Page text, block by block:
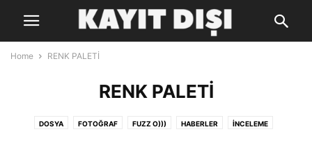
Home RENK PALETİ
RENK PALETİ
DOSYA FOTOĞRAF FUZZ O))) HABERLER İNCELEME